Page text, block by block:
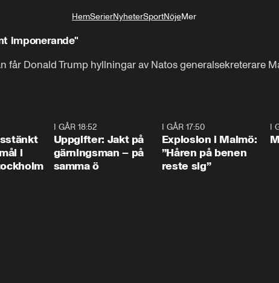
HemSerierNyheterSportNöjeMer
imponerande"
får Donald Trump hyllningar av Natos generalsekreterare
i
I GÅR 18:52
Uppgifter: Jakt på
gärningsman – på
samma ö
I GÅR 17:50
Explosion i Malmö:
”Håren på benen
reste sig”
I